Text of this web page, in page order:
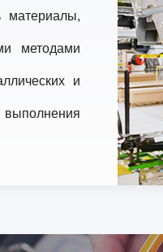
материалы,
методами
и